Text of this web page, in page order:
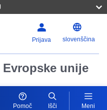
Prijava slovenščina
unije
Pomoč Išči Meni